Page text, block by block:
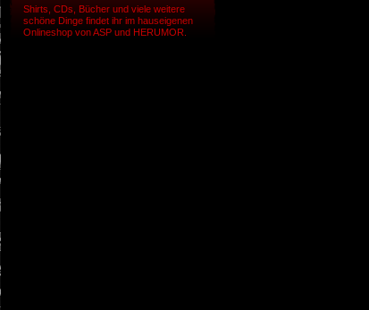
Shirts, CDs, Bücher und viele weitere
schöne Dinge findet ihr im hauseigenen
Onlineshop von ASP und HERUMOR.